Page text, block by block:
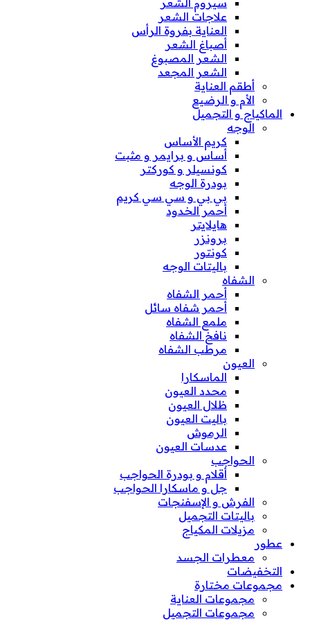
سيروم الشعر
علاجات الشعر
العناية بفروة الرأس
أصباغ الشعر
الشعر المصبوغ
الشعر المجعد
أطقم العناية
الأم و الرضيع
الماكياج و التجميل
الوجه
كريم الأساس
أساس و برايمر و مثبت
كونسيلر و كوركتر
بودرة الوجه
بي بي و سي سي كريم
أحمر الخدود
هايلايتر
برونزر
كونتور
باليتات الوجه
الشفاه
أحمر الشفاه
أحمر شفاه سائل
ملمع الشفاه
نافخ الشفاه
مرطب الشفاه
العيون
الماسكارا
محدد العيون
ظلال العيون
باليت العيون
الرموش
عدسات العيون
الحواجب
أقلام و بودرة الحواجب
جل و ماسكارا الحواجب
الفرش و الإسفنجات
باليتات التجميل
مزيلات المكياج
عطور
معطرات الجسد
التخفيضات
مجموعات مختارة
مجموعات العناية
مجموعات التجميل